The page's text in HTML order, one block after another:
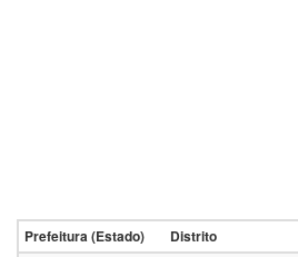
Prefeitura (Estado) Distrito